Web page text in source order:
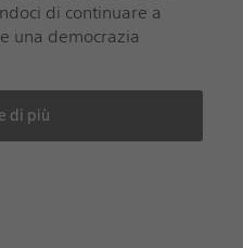
di continuare a
una democrazia
di più